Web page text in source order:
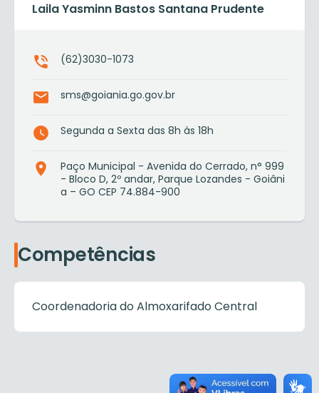
Laila Yasminn Bastos Santana Prudente
(62)3030-1073
sms@goiania.go.gov.br
Segunda a Sexta das 8h às 18h
Paço Municipal - Avenida do Cerrado, n° 999
- Bloco D, 2º andar, Parque Lozandes - Goiâni
a – GO CEP 74.884-900
Competências
Coordenadoria do Almoxarifado Central